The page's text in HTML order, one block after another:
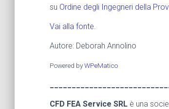
su Ordine degli Ingegneri della
Vai alla fonte.
Autore: Deborah Annolino
Powered byWPeMatico
CFD FEA Service SRL è una